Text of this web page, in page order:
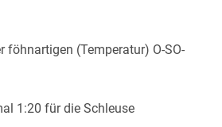
(Temperatur) O-SO-
1:20 für die Schleuse